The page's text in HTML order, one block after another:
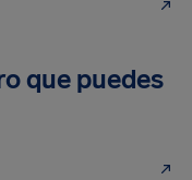
que puedes